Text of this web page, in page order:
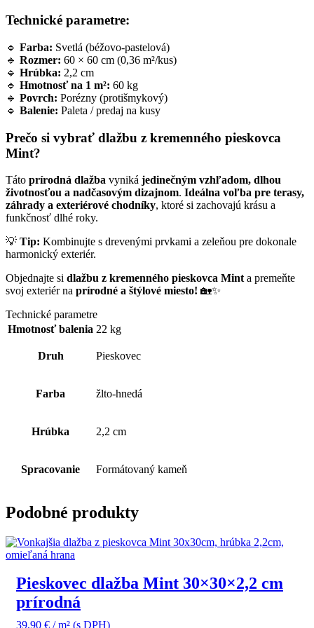
Technické parametre:
🔹 Farba: Svetlá (béžovo-pastelová)
🔹 Rozmer: 60 × 60 cm (0,36 m²/kus)
🔹 Hrúbka: 2,2 cm
🔹 Hmotnosť na 1 m²: 60 kg
🔹 Povrch: Porézny (protišmykový)
🔹 Balenie: Paleta / predaj na kusy
Prečo si vybrať dlažbu z kremenného pieskovca
Mint?
Táto prírodná dlažba vyniká jedinečným vzhľadom, dlhou
životnosťou a nadčasovým dizajnom. Ideálna voľba pre terasy,
záhrady a exteriérové chodníky, ktoré si zachovajú krásu a
funkčnosť dlhé roky.
💡 Tip: Kombinujte s drevenými prvkami a zeleňou pre dokonale
harmonický exteriér.
Objednajte si dlažbu z kremenného pieskovca Mint a premeňte
svoj exteriér na prírodné a štýlové miesto! 🏡✨
Technické parametre
Hmotnosť balenia 22 kg
Druh Pieskovec
Farba žlto-hnedá
Hrúbka 2,2 cm
Spracovanie Formátovaný kameň
Podobné produkty
Pieskovec dlažba Mint 30×30×2,2 cm
prírodná
39,90 € / m² (s DPH)